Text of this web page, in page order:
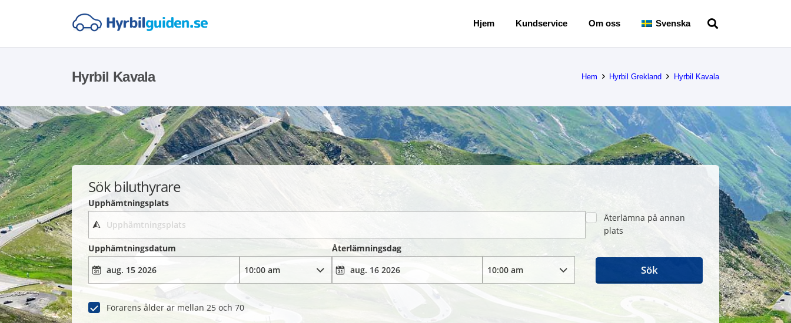
Hjem Kundservice Om oss Svenska
Hyrbil Kavala Hem Hyrbil Grekland Hyrbil Kavala
Sök biluthyrare
Upphämtningsplats
Återlämna på annan
plats
Upphämtningsdatum
Återlämningsdag
Förarens ålder är mellan 25 och 70
Sök